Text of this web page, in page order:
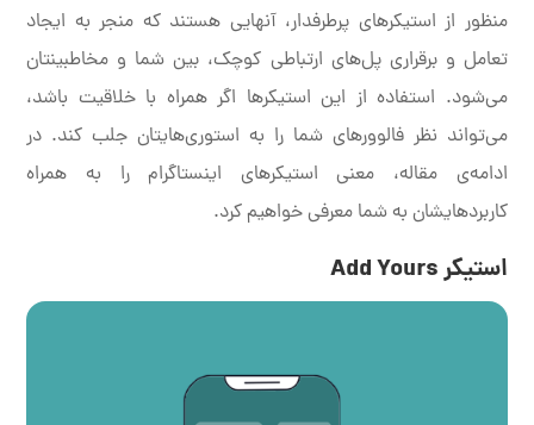
منظور از استیکرهای پرطرفدار، آنهایی هستند که منجر به ایجاد
تعامل و برقراری پل‌های ارتباطی کوچک، بین شما و مخاطبینتان
می‌شود. استفاده از این استیکرها اگر همراه با خلاقیت باشد،
می‌تواند نظر فالوورهای شما را به استوری‌هایتان جلب کند. در
ادامه‌ی مقاله، معنی استیکرهای اینستاگرام را به همراه
کاربردهایشان به شما معرفی خواهیم کرد.
استیکر Add Yours